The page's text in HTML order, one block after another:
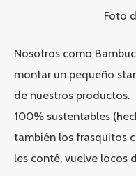
Foto
Nosotros como
montar un pequeño
de nuestros productos.
100% sustentables
también los frasquitos
les conté, vuelve locos